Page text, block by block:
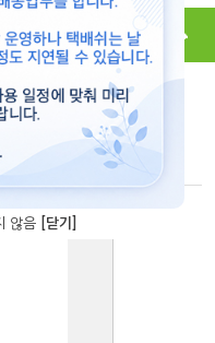
현수막 콘텐츠
이들
용
않음 [닫기]